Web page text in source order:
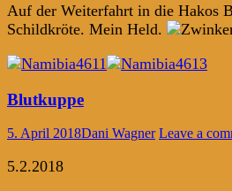
Auf der Weiterfahrt in die Hakos
Schildkröte. Mein Held.
Blutkuppe
5. April 2018Dani Wagner Leave a
5.2.2018